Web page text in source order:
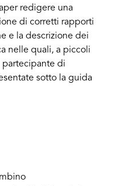
redigere una
di corretti rapporti
e la descrizione dei
nelle quali, a piccoli
di
sotto la guida